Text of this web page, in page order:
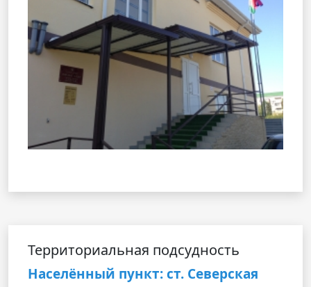
Территориальная подсудность
Населённый пункт: ст. Северская